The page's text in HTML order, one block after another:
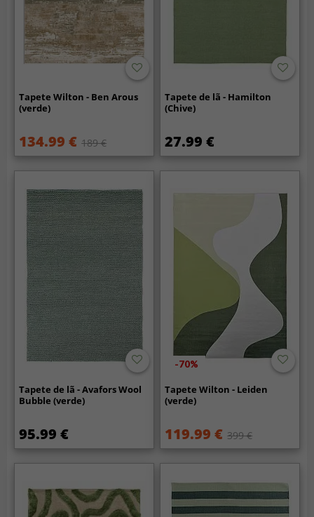
Tapete Wilton - Ben Arous
(verde)
134.99 € 189 €
Tapete de lã - Hamilton
(Chive)
27.99 €
Tapete de lã - Avafors Wool
Bubble (verde)
95.99 €
-70%
Tapete Wilton - Leiden
(verde)
119.99 € 399 €